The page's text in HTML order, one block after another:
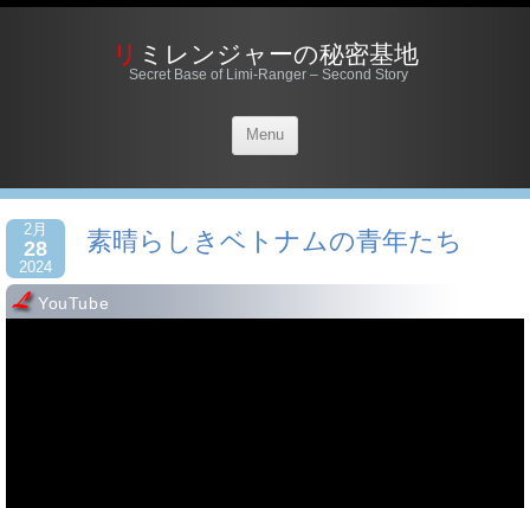
リミレンジャーの秘密基地
Secret Base of Limi-Ranger – Second Story
Menu
2月
28
2024
素晴らしきベトナムの青年たち
YouTube